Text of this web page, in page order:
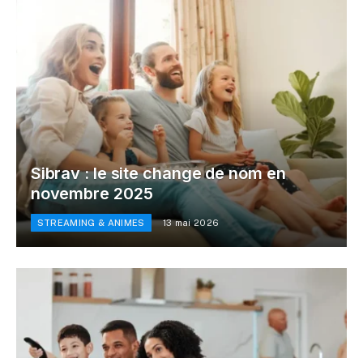
Sibrav : le site change de nom en
novembre 2025
STREAMING & ANIMES 13 mai 2026